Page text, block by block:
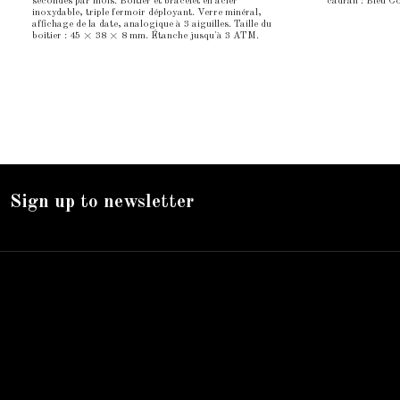
inoxydable, triple fermoir déployant. Verre minéral,
affichage de la date, analogique à 3 aiguilles. Taille du
boîtier : 45 × 38 × 8 mm. Étanche jusqu'à 3 ATM.
Sign up to newsletter